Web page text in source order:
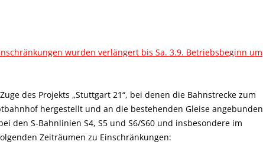
wurden verlängert bis Sa. 3.9. Betriebsbeginn um
des Projekts „Stuttgart 21“, bei denen die Bahnstrecke zum
hergestellt und an die bestehenden Gleise angebunden
den S-Bahnlinien S4, S5 und S6/S60 und insbesondere im
Zeiträumen zu Einschränkungen: